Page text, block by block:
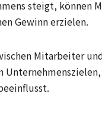
steigt, können
Gewinn erzielen.
Mitarbeiter